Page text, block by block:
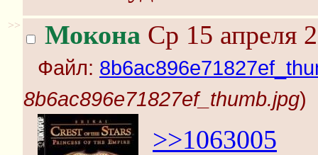
>> Мокона Ср 15 апреля
Файл:
8b6ac896e71827ef_thumb.jpg)
>>1063005